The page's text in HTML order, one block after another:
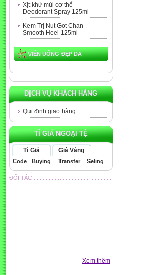
Xịt khử mùi cơ thể -
Deodorant Spray 125ml
Kem Trị Nut Got Chan -
Smooth Heel 125ml
VIÊN UỐNG ĐẸP DA
DỊCH VỤ KHÁCH HÀNG
Qui định giao hàng
TỈ GIÁ NGOẠI TỆ
Tỉ Giá Giá Vàng
Code Buying Transfer Seling
ĐỐI TÁC.....................................................
Xem thêm